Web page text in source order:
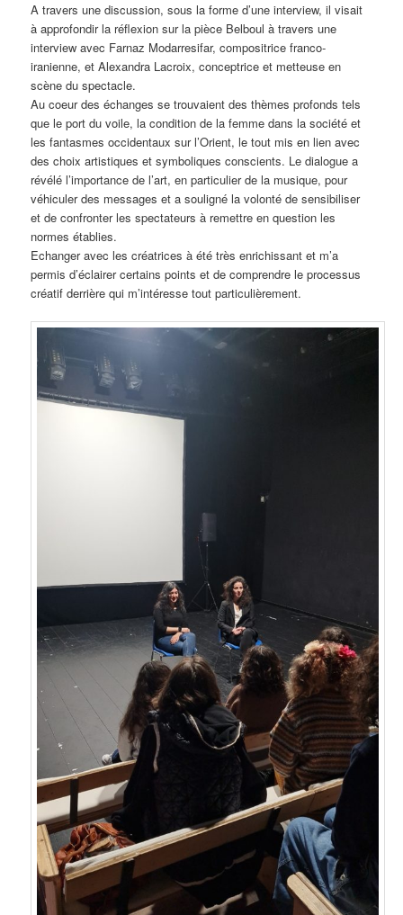
A travers une discussion, sous la forme d’une interview, il visait
à approfondir la réflexion sur la pièce Belboul à travers une
interview avec Farnaz Modarresifar, compositrice franco-
iranienne, et Alexandra Lacroix, conceptrice et metteuse en
scène du spectacle.
Au coeur des échanges se trouvaient des thèmes profonds tels
que le port du voile, la condition de la femme dans la société et
les fantasmes occidentaux sur l’Orient, le tout mis en lien avec
des choix artistiques et symboliques conscients. Le dialogue a
révélé l’importance de l’art, en particulier de la musique, pour
véhiculer des messages et a souligné la volonté de sensibiliser
et de confronter les spectateurs à remettre en question les
normes établies.
Echanger avec les créatrices à été très enrichissant et m’a
permis d’éclairer certains points et de comprendre le processus
créatif derrière qui m’intéresse tout particulièrement.